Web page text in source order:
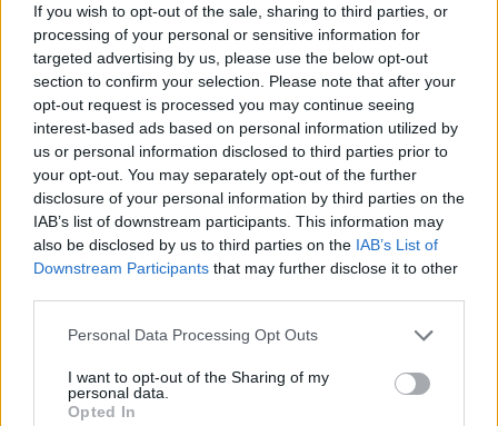
If you wish to opt-out of the sale, sharing to third parties, or
processing of your personal or sensitive information for
targeted advertising by us, please use the below opt-out
section to confirm your selection. Please note that after your
opt-out request is processed you may continue seeing
interest-based ads based on personal information utilized by
us or personal information disclosed to third parties prior to
your opt-out. You may separately opt-out of the further
disclosure of your personal information by third parties on the
IAB’s list of downstream participants. This information may
also be disclosed by us to third parties on the IAB’s List of
Downstream Participants that may further disclose it to other
Personal Data Processing Opt Outs
I want to opt-out of the Sharing of my
personal data.
Opted In
ALTRE NOTIZIE DI SESTO CALENDE